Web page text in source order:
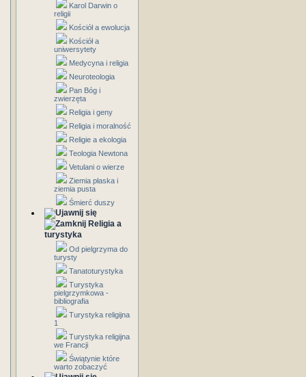
Karol Darwin o
religii
Kościół a ewolucja
Kościół a
uniwersytety
Medycyna i religia
Neuroteologia
Pan Bóg i
zwierzęta
Religia i geny
Religia i moralność
Religie a ekologia
Teologia Newtona
Vetulani o wierze
Ziemia płaska i
ziemia pusta
Śmierć duszy
Religia a
turystyka
Od pielgrzyma do
turysty
Tanatoturystyka
Turystyka
pielgrzymkowa -
bibliografia
Turystyka religijna
1
Turystyka religijna
we Francji
Świątynie które
warto zobaczyć